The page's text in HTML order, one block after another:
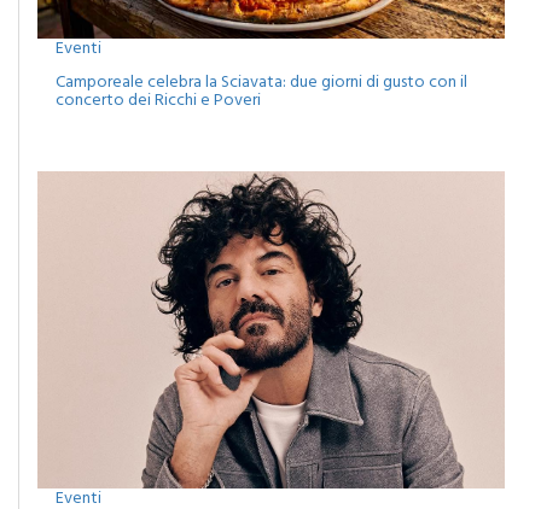
Eventi
Camporeale celebra la Sciavata: due giorni di gusto con il
concerto dei Ricchi e Poveri
Monreale, agosto tra musica, cinema e spettacoli: attesa